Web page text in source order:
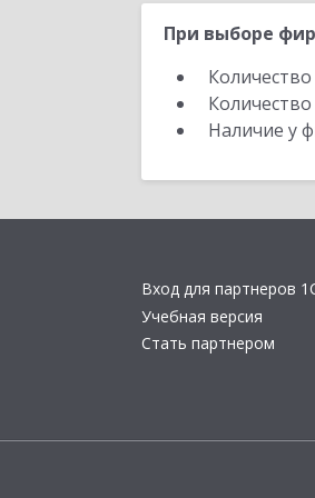
При выборе
Наличие у
Вход для партнеров
Учебная версия
Стать партнером